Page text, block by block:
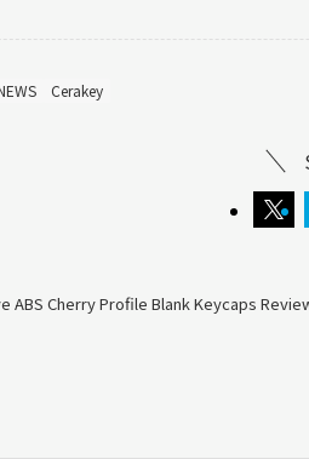
Cerakey
ABS Cherry Profile Blank Keycaps